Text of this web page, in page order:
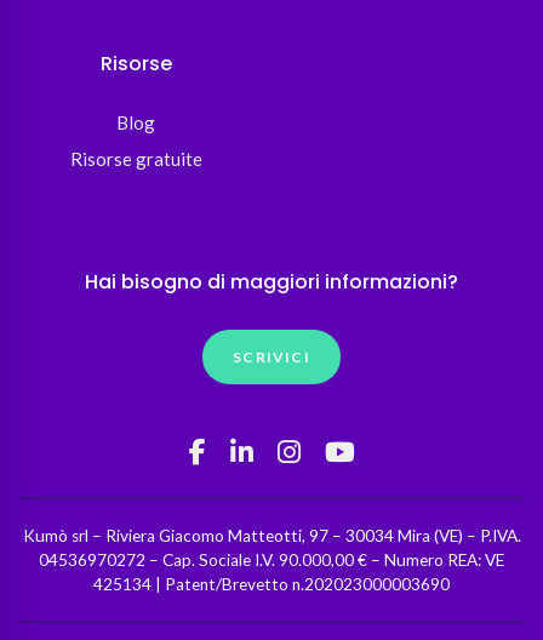
Risorse
Blog
Risorse gratuite
Hai bisogno di maggiori informazioni?
SCRIVICI
Kumò srl – Riviera Giacomo Matteotti, 97 – 30034 Mira (VE) – P.IVA.
04536970272 – Cap. Sociale I.V. 90.000,00 € – Numero REA: VE
425134 | Patent/Brevetto n.202023000003690